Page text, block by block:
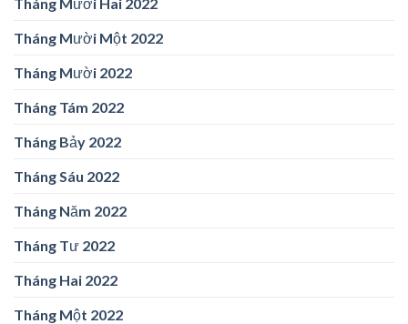
Tháng Mười Một 2022
Tháng Mười 2022
Tháng Tám 2022
Tháng Bảy 2022
Tháng Sáu 2022
Tháng Năm 2022
Tháng Tư 2022
Tháng Hai 2022
Tháng Một 2022